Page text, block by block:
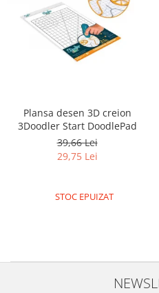
Plansa desen 3D creion
3Doodler Start DoodlePad
39,66 Lei
29,75 Lei
STOC EPUIZAT